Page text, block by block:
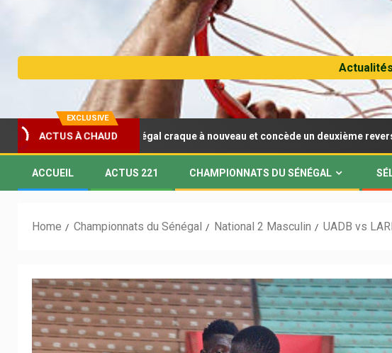
EXCLUSIVE
ACTUS À CHAUD
: Le Sénégal craque à nouveau et concède un deuxième revers
ACCUEIL ACTUS 221 CHAMPIONNATS DU SÉNÉGAL
Home Championnats du Sénégal National 2 Masculin UADB vs